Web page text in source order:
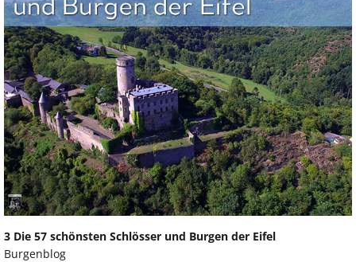
3 Die 57 schönsten Schlösser und Burgen der Eifel
Burgenblog